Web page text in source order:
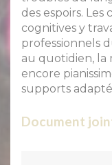
des espoirs.
cognitives y
professionnels
au quotidien, la
encore
supports
Document